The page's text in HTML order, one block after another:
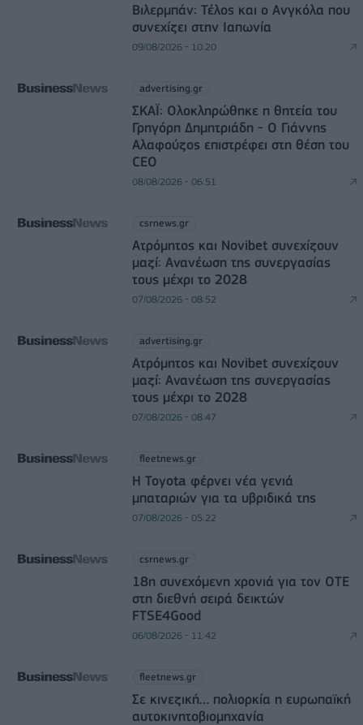
Βιλερμπάν: Τέλος και ο Ανγκόλα που
συνεχίζει στην Ιαπωνία
09/08/2026 - 10:20
advertising.gr
ΣΚΑΪ: Ολοκληρώθηκε η θητεία του
Γρηγόρη Δημητριάδη - Ο Γιάννης
Αλαφούζος επιστρέφει στη θέση του
CEO
08/08/2026 - 06:51
csrnews.gr
Ατρόμητος και Novibet συνεχίζουν
μαζί: Ανανέωση της συνεργασίας
τους μέχρι το 2028
07/08/2026 - 08:52
advertising.gr
Ατρόμητος και Novibet συνεχίζουν
μαζί: Ανανέωση της συνεργασίας
τους μέχρι το 2028
07/08/2026 - 08:47
fleetnews.gr
Η Toyota φέρνει νέα γενιά
μπαταριών για τα υβριδικά της
07/08/2026 - 05:22
csrnews.gr
18η συνεχόμενη χρονιά για τον ΟΤΕ
στη διεθνή σειρά δεικτών
FTSE4Good
06/08/2026 - 11:42
fleetnews.gr
Σε κινεζική… πολιορκία η ευρωπαϊκή
αυτοκινητοβιομηχανία